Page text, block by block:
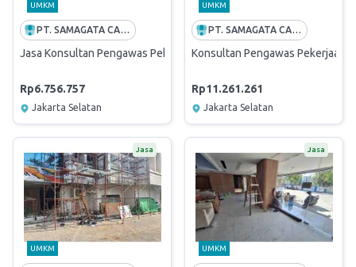
UMKM
PT. SAMAGATA CASANOVA ARSITEK
Jasa Konsultan Pengawas Pekerjaan Pelebaran Akses Menuju
Rp6.756.757
Jakarta Selatan
UMKM
PT. SAMAGATA CASANOVA ARSITEK
Konsultan Pengawas Pekerjaan
Rp11.261.261
Jakarta Selatan
Jasa
UMKM
Jasa
UMKM